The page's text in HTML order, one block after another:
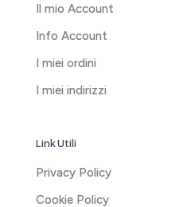
Il mio Account
Info Account
I miei ordini
I miei indirizzi
Link Utili
Privacy Policy
Cookie Policy